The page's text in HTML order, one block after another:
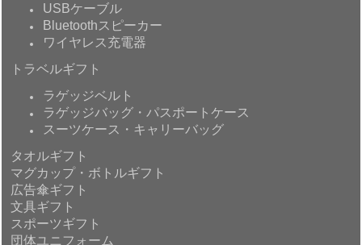
USBケーブル
Bluetoothスピーカー
ワイヤレス充電器
トラベルギフト
ラゲッジベルト
ラゲッジバッグ・パスポートケース
スーツケース・キャリーバッグ
タオルギフト
マグカップ・ボトルギフト
広告傘ギフト
文具ギフト
スポーツギフト
団体ユニフォーム